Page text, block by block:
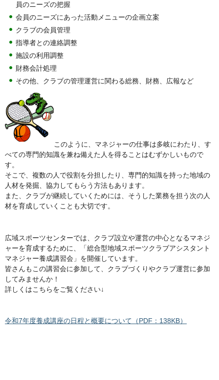
員のニーズの把握
会員のニーズにあった活動メニューの企画立案
クラブの会員管理
指導者との連絡調整
施設の利用調整
財務会計処理
その他、クラブの管理運営に関わる総務、財務、広報など
このように、マネジャーの仕事は多岐にわたり、す
べての専門的知識を兼ね備えた人を得ることはむずかしいもので
す。
そこで、複数の人で役割を分担したり、専門的知識を持った地域の
人材を発掘、協力してもらう方法もあります。
また、クラブが継続していくためには、そうした業務を担う次の人
材を育成していくことも大切です。
広域スポーツセンターでは、クラブ設立や運営の中心となるマネジ
ャーを育成するために、「総合型地域スポーツクラブアシスタント
マネジャー養成講習会」を開催しています。
皆さんもこの講習会に参加して、クラブづくりやクラブ運営に参加
してみませんか！
詳しくはこちらをご覧ください↓
令和7年度養成講座の日程と概要について（PDF：138KB）